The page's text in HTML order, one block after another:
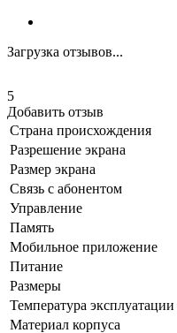
Загрузка отзывов...
5
Добавить отзыв
Страна происхождения
Разрешение экрана
Размер экрана
Связь с абонентом
Управление
Память
Мобильное приложение
Питание
Размеры
Температура эксплуатации
Материал корпуса